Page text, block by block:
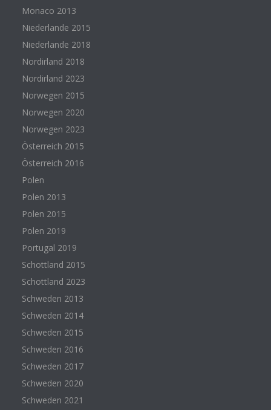
Monaco 2013
Niederlande 2015
Niederlande 2018
Nordirland 2018
Nordirland 2023
Norwegen 2015
Norwegen 2020
Norwegen 2023
Österreich 2015
Österreich 2016
Polen
Polen 2013
Polen 2015
Polen 2019
Portugal 2019
Schottland 2015
Schottland 2023
Schweden 2013
Schweden 2014
Schweden 2015
Schweden 2016
Schweden 2017
Schweden 2020
Schweden 2021